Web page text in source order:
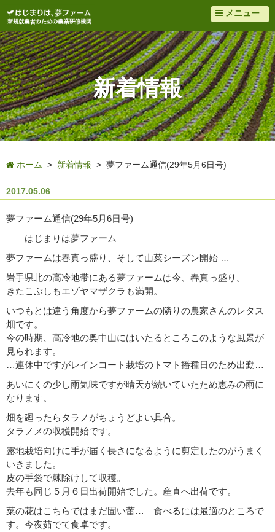
メニュー
新着情報
ホーム > 新着情報 > 夢ファーム通信(29年5月6日号)
2017.05.06
夢ファーム通信(29年5月6日号)
はじまりは夢ファーム
夢ファームは春真っ盛り、そして山菜シーズン開始 …
岩手県北の高冷地帯にある夢ファームは今、春真っ盛り。
きたこぶしもエゾヤマザクラも満開。
いつもとは違う角度から夢ファームの隣りの農家さんのレタス
畑です。
今の時期、高冷地の奥中山にはいたるところこのような風景が
見られます。
…連休中ですがレインコート栽培のトマト播種日のため出勤…
あいにくの少し雨気味ですが晴天が続いていたため恵みの雨に
なります。
畑を廻ったらタラノがちょうどよい具合。
タラノメの収穫開始です。
露地栽培向けに手が届く長さになるように剪定したのがうまく
いきました。
皮の手袋で棘除けして収穫。
去年も同じ５月６日出荷開始でした。産直へ出荷です。
菜の花はこちらではまだ固い蕾… 食べるには最適のところで
す。今夜茹でて食卓です。